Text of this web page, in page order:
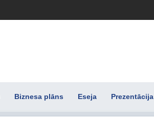
Biznesa plāns Eseja Prezentācija